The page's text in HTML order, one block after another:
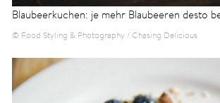
Blaubeerkuchen: je mehr Blaubeeren desto
© Food Styling & Photography / Chasing Delicious